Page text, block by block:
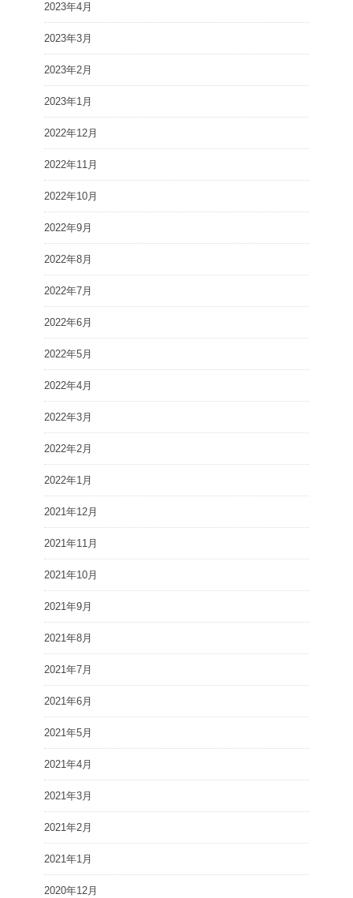
2023年4月
2023年3月
2023年2月
2023年1月
2022年12月
2022年11月
2022年10月
2022年9月
2022年8月
2022年7月
2022年6月
2022年5月
2022年4月
2022年3月
2022年2月
2022年1月
2021年12月
2021年11月
2021年10月
2021年9月
2021年8月
2021年7月
2021年6月
2021年5月
2021年4月
2021年3月
2021年2月
2021年1月
2020年12月